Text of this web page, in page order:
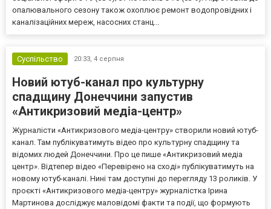
опалювального сезону також охоплює ремонт водопровідних і
каналізаційних мереж, насосних станц...
Суспільство 20:33, 4 серпня
Новий ютуб-канал про культурну
спадщину Донеччини запустив
«Антикризовий медіа-центр»
Журналісти «Антикризового медіа-центру» створили новий ютуб-
канал. Там публікуватимуть відео про культурну спадщину та
відомих людей Донеччини. Про це пише «Антикризовий медіа
центр». Відтепер відео «Перевірено на сході» публікуватимуть на
новому ютуб-каналі. Нині там доступні до перегляду 13 роликів. У
проєкті «Антикризового медіа-центру» журналістка Ірина
Мартинова досліджує маловідомі факти та події, що формують